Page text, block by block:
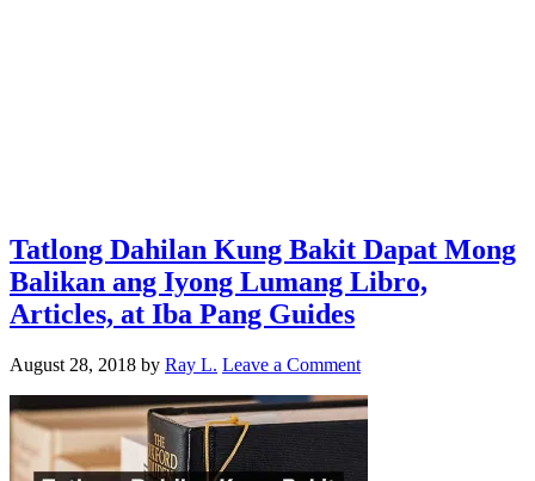
Tatlong Dahilan Kung Bakit Dapat Mong
Balikan ang Iyong Lumang Libro,
Articles, at Iba Pang Guides
August 28, 2018 by Ray L. Leave a Comment